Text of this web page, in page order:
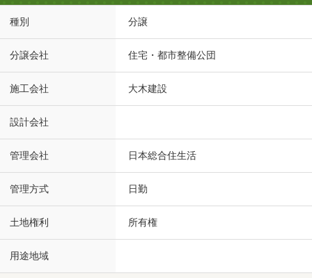
種別 分譲
分譲会社 住宅・都市整備公団
施工会社 大木建設
設計会社
管理会社 日本総合住生活
管理方式 日勤
土地権利 所有権
用途地域